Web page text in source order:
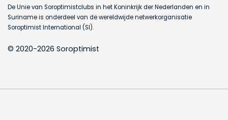
De Unie van Soroptimistclubs in het Koninkrijk der Nederlanden en in
Suriname is onderdeel van de wereldwijde netwerkorganisatie
Soroptimist International (SI).
© 2020-2026 Soroptimist